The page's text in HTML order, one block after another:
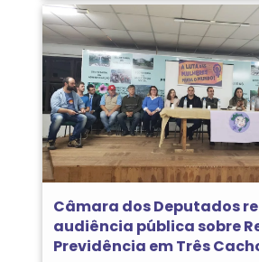
Câmara dos Deputados
audiência pública sobre
Previdência em Três